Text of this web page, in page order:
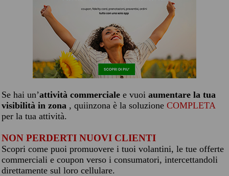
Se hai un’attività commerciale e vuoi aumentare la tua
visibilità in zona , quiinzona è la soluzione COMPLETA
per la tua attività.
NON PERDERTI NUOVI CLIENTI
Scopri come puoi promuovere i tuoi volantini, le tue offerte
commerciali e coupon verso i consumatori, intercettandoli
direttamente sul loro cellulare.